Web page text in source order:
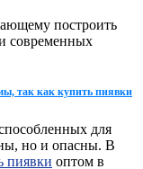
построить
современных
так как купить пиявки
для
но и опасны. В
пиявки оптом в